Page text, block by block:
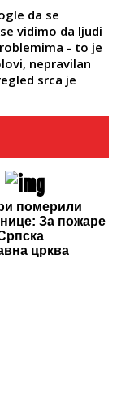
da se
vidimo da ljudi
- to je
nepravilan
srca je
померили
За пожаре
црква